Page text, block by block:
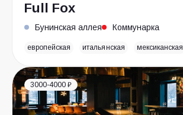
Full Fox
Бунинская аллея Коммунарка
европейская итальянская мексиканская
3000-4000 ₽